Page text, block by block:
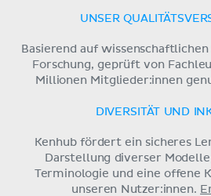
UNSER
Basierend auf
Forschung, geprüft von
Millionen Mitglieder:innen
DIVERSITÄT UND
Kenhub fördert ein sicheres
Darstellung diverser
Terminologie und eine offene
unseren Nutzer:innen.